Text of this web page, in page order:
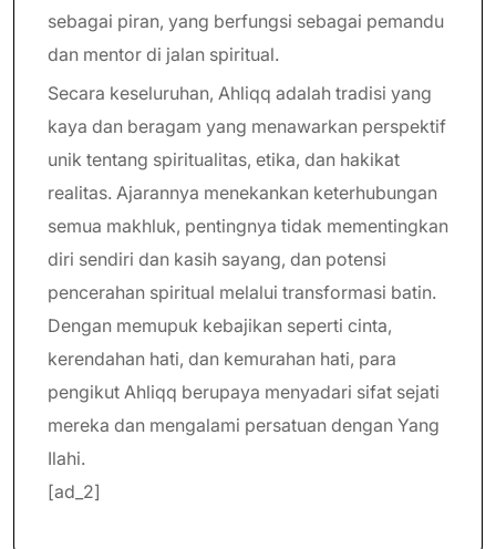
sebagai piran, yang berfungsi sebagai pemandu
dan mentor di jalan spiritual.
Secara keseluruhan, Ahliqq adalah tradisi yang
kaya dan beragam yang menawarkan perspektif
unik tentang spiritualitas, etika, dan hakikat
realitas. Ajarannya menekankan keterhubungan
semua makhluk, pentingnya tidak mementingkan
diri sendiri dan kasih sayang, dan potensi
pencerahan spiritual melalui transformasi batin.
Dengan memupuk kebajikan seperti cinta,
kerendahan hati, dan kemurahan hati, para
pengikut Ahliqq berupaya menyadari sifat sejati
mereka dan mengalami persatuan dengan Yang
Ilahi.
[ad_2]